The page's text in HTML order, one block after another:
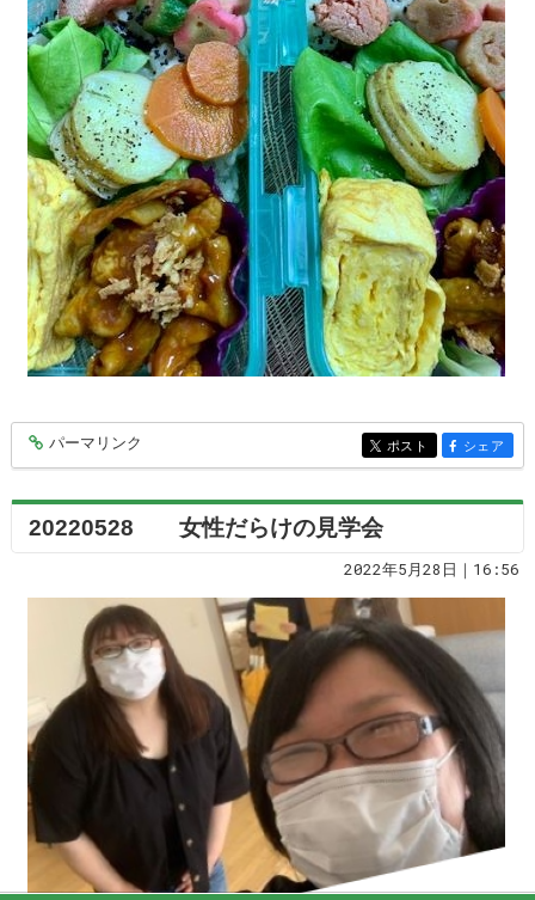
entry7260
パーマリンク entry7260
ポスト entry7260
シェア
20220528 女性だらけの見学会
2022年5月28日｜16:56